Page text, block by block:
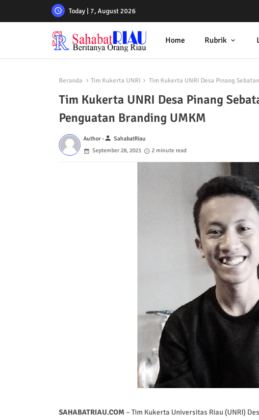
Today | 7, August 2026
Home Rubrik
Beranda Tim Kukerta UNRI Tim Kukerta UNRI Desa Pinang
Tim Kukerta UNRI Desa Pinang
Penguatan Branding UMKM
Author -person SahabatRiau
September 28, 2021
2 minute read
SAHABATRIAU.COM – Tim Kukerta Universitas Riau (UNRI)